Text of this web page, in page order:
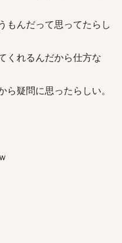
もんだって思ってたらし
くれるんだから仕方な
疑問に思ったらしい。